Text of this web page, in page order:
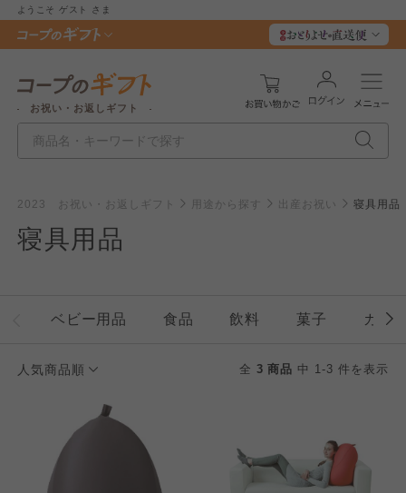
ようこそ ゲスト さま
お祝い・お返しギフト
2023 お祝い・お返しギフト 用途から探す 出産お祝い 寝具用品
寝具用品
ベビー用品 食品 飲料 菓子 カタ
人気商品順 全 3 商品 中 1-3 件を表示
ご利用約款（ご利用規約・ご利
用規程）について
このサイトは7つの生協から業務委託を受けて、
このサイトは7つの生協から業務委託を受けて、
コープきんき事業連合が運営しています。お預
かりしている個人情報については、コープ事業
特定商取引法に基づく表記につ
このサイトは7つの生協から業務委託を受けて、